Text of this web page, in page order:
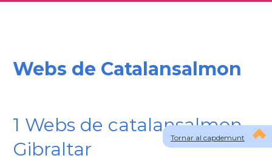
Tornar al capdemunt
Webs de Catalansalmon
1 Webs de catalansalmon
Gibraltar